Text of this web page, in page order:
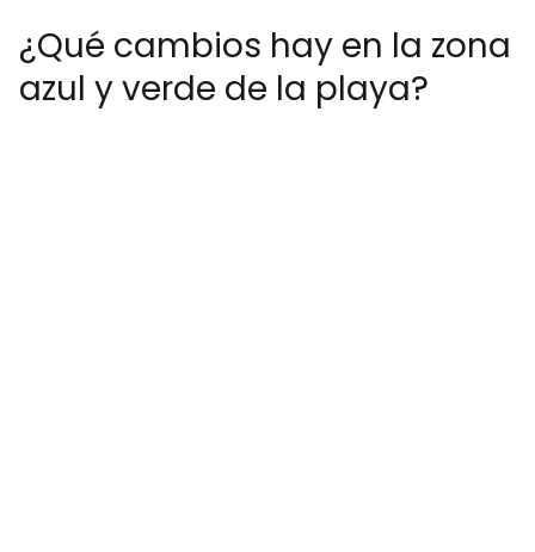
¿Qué cambios hay en la zona
azul y verde de la playa?